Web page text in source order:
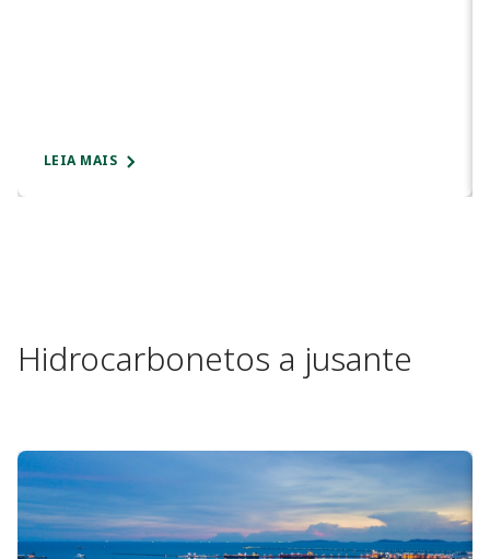
LEIA MAIS
Hidrocarbonetos a jusante